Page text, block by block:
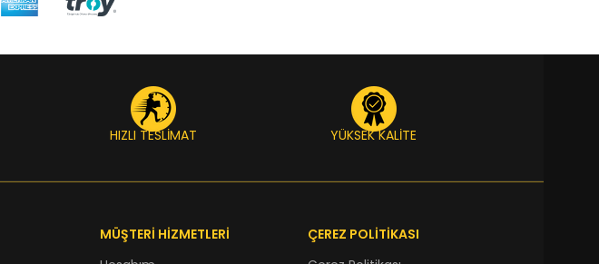
HIZLI TESLİMAT YÜKSEK KALİTE
MÜŞTERİ HİZMETLERİ
ÇEREZ POLİTİKASI